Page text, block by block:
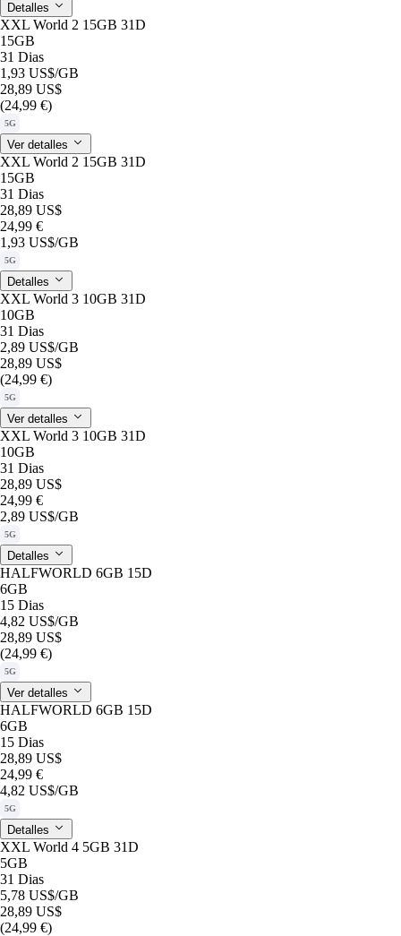
Detalles
XXL World 2 15GB 31D
15GB
31 Dias
1,93 US$/GB
28,89 US$
(24,99 €)
5G
Ver detalles
XXL World 2 15GB 31D
15GB
31 Dias
28,89 US$
24,99 €
1,93 US$/GB
5G
Detalles
XXL World 3 10GB 31D
10GB
31 Dias
2,89 US$/GB
28,89 US$
(24,99 €)
5G
Ver detalles
XXL World 3 10GB 31D
10GB
31 Dias
28,89 US$
24,99 €
2,89 US$/GB
5G
Detalles
HALFWORLD 6GB 15D
6GB
15 Dias
4,82 US$/GB
28,89 US$
(24,99 €)
5G
Ver detalles
HALFWORLD 6GB 15D
6GB
15 Dias
28,89 US$
24,99 €
4,82 US$/GB
5G
Detalles
XXL World 4 5GB 31D
5GB
31 Dias
5,78 US$/GB
28,89 US$
(24,99 €)